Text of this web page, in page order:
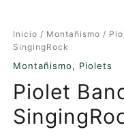
Inicio / Montañismo /
SingingRock
Montañismo, Piolets
Piolet
Piolet
Bandit/Adze
cantidad